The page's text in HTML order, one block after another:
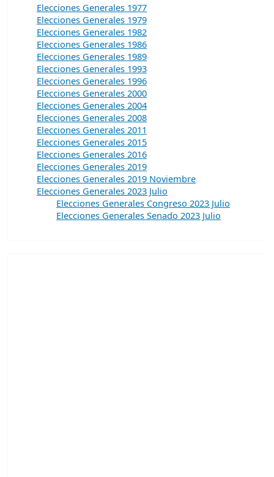
Elecciones Generales 1977
Elecciones Generales 1979
Elecciones Generales 1982
Elecciones Generales 1986
Elecciones Generales 1989
Elecciones Generales 1993
Elecciones Generales 1996
Elecciones Generales 2000
Elecciones Generales 2004
Elecciones Generales 2008
Elecciones Generales 2011
Elecciones Generales 2015
Elecciones Generales 2016
Elecciones Generales 2019
Elecciones Generales 2019 Noviembre
Elecciones Generales 2023 Julio
Elecciones Generales Congreso 2023 Julio
Elecciones Generales Senado 2023 Julio